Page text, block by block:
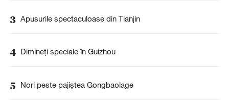
3 Apusurile spectaculoase din Tianjin
4 Dimineți speciale în Guizhou
5 Nori peste pajiștea Gongbaolage